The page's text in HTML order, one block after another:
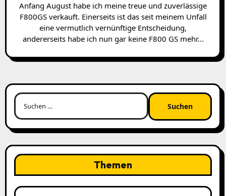
Anfang August habe ich meine treue und zuverlässige
F800GS verkauft. Einerseits ist das seit meinem Unfall
eine vermutlich vernünftige Entscheidung,
andererseits habe ich nun gar keine F800 GS mehr...
Suchen
nach:
Themen
Themen